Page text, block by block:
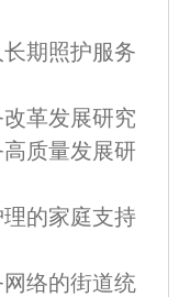
期照护服务
革发展研究
质量发展研
的家庭支持
络的街道统